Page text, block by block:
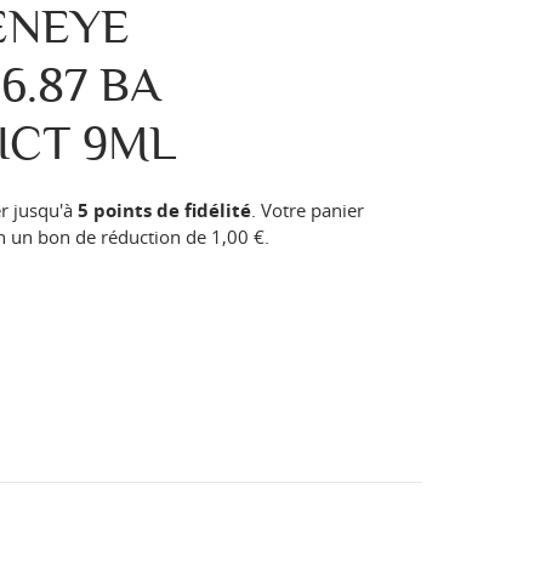
BA
9ML
jusqu'à5 points de fidélité. Votre panier
un bon de réduction de 1,00 €.